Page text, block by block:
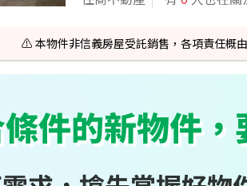
⚠️ 本物件非信義房屋受託銷售，各項責任概